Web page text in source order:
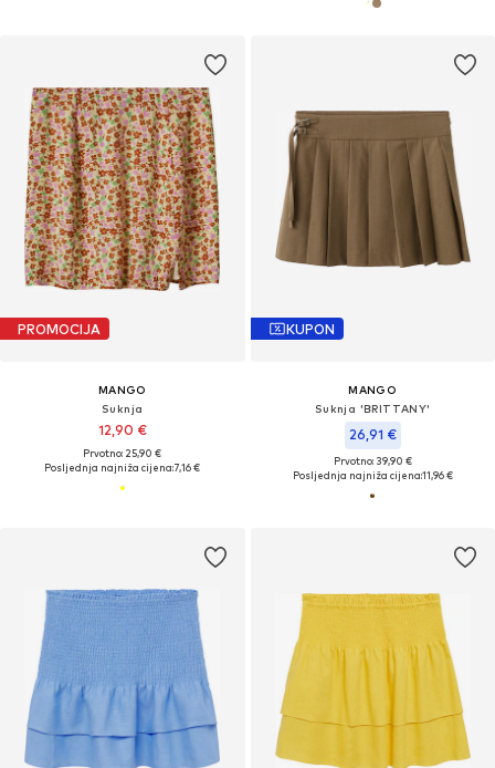
PROMOCIJA
MANGO
Suknja
12,90 €
Prvotno: 25,90 €
Posljednja najniža cijena:7,16 €
KUPON
MANGO
Suknja 'BRITTANY'
26,91 €
Prvotno: 39,90 €
Posljednja najniža cijena:11,96 €